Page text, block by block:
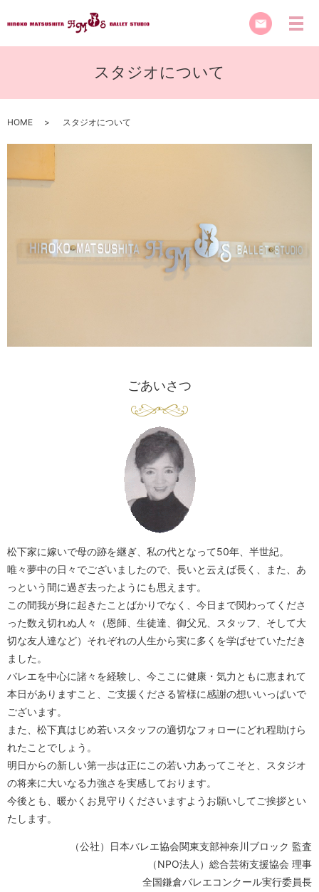
スタジオについて
HOME スタジオについて
ごあいさつ
松下家に嫁いで母の跡を継ぎ、私の代となって50年、半世紀。
唯々夢中の日々でございましたので、長いと云えば長く、また、あ
っという間に過ぎ去ったようにも思えます。
この間我が身に起きたことばかりでなく、今日まで関わってくださ
った数え切れぬ人々（恩師、生徒達、御父兄、スタッフ、そして大
切な友人達など）それぞれの人生から実に多くを学ばせていただき
ました。
バレエを中心に諸々を経験し、今ここに健康・気力ともに恵まれて
本日がありますこと、ご支援くださる皆様に感謝の想いいっぱいで
ございます。
また、松下真はじめ若いスタッフの適切なフォローにどれ程助けら
れたことでしょう。
明日からの新しい第一歩は正にこの若い力あってこそと、スタジオ
の将来に大いなる力強さを実感しております。
今後とも、暖かくお見守りくださいますようお願いしてご挨拶とい
たします。
（公社）日本バレエ協会関東支部神奈川ブロック 監査
（NPO法人）総合芸術支援協会 理事
全国鎌倉バレエコンクール実行委員長